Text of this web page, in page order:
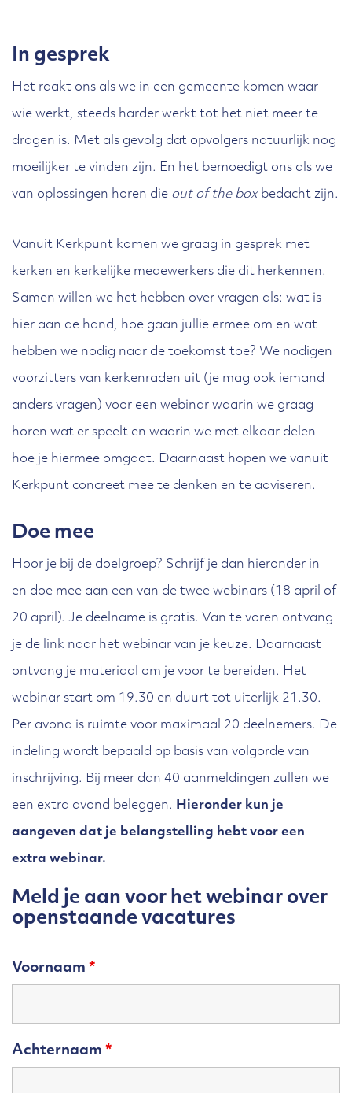
In gesprek
Het raakt ons als we in een gemeente komen waar
wie werkt, steeds harder werkt tot het niet meer te
dragen is. Met als gevolg dat opvolgers natuurlijk nog
moeilijker te vinden zijn. En het bemoedigt ons als we
van oplossingen horen die out of the boxbedacht zijn.
Vanuit Kerkpunt komen we graag in gesprek met
kerken en kerkelijke medewerkers die dit herkennen.
Samen willen we het hebben over vragen als: wat is
hier aan de hand, hoe gaan jullie ermee om en wat
hebben we nodig naar de toekomst toe? We nodigen
voorzitters van kerkenraden uit (je mag ook iemand
anders vragen) voor een webinar waarin we graag
horen wat er speelt en waarin we met elkaar delen
hoe je hiermee omgaat. Daarnaast hopen we vanuit
Kerkpunt concreet mee te denken en te adviseren.
Doe mee
Hoor je bij de doelgroep? Schrijf je dan hieronder in
en doe mee aan een van de twee webinars (18 april of
20 april). Je deelname is gratis. Van te voren ontvang
je de link naar het webinar van je keuze. Daarnaast
ontvang je materiaal om je voor te bereiden. Het
webinar start om 19.30 en duurt tot uiterlijk 21.30.
Per avond is ruimte voor maximaal 20 deelnemers. De
indeling wordt bepaald op basis van volgorde van
inschrijving. Bij meer dan 40 aanmeldingen zullen we
een extra avond beleggen. Hieronder kun je
aangeven dat je belangstelling hebt voor een
extra webinar.
Meld je aan voor het webinar over
openstaande vacatures
Voornaam *
Achternaam *